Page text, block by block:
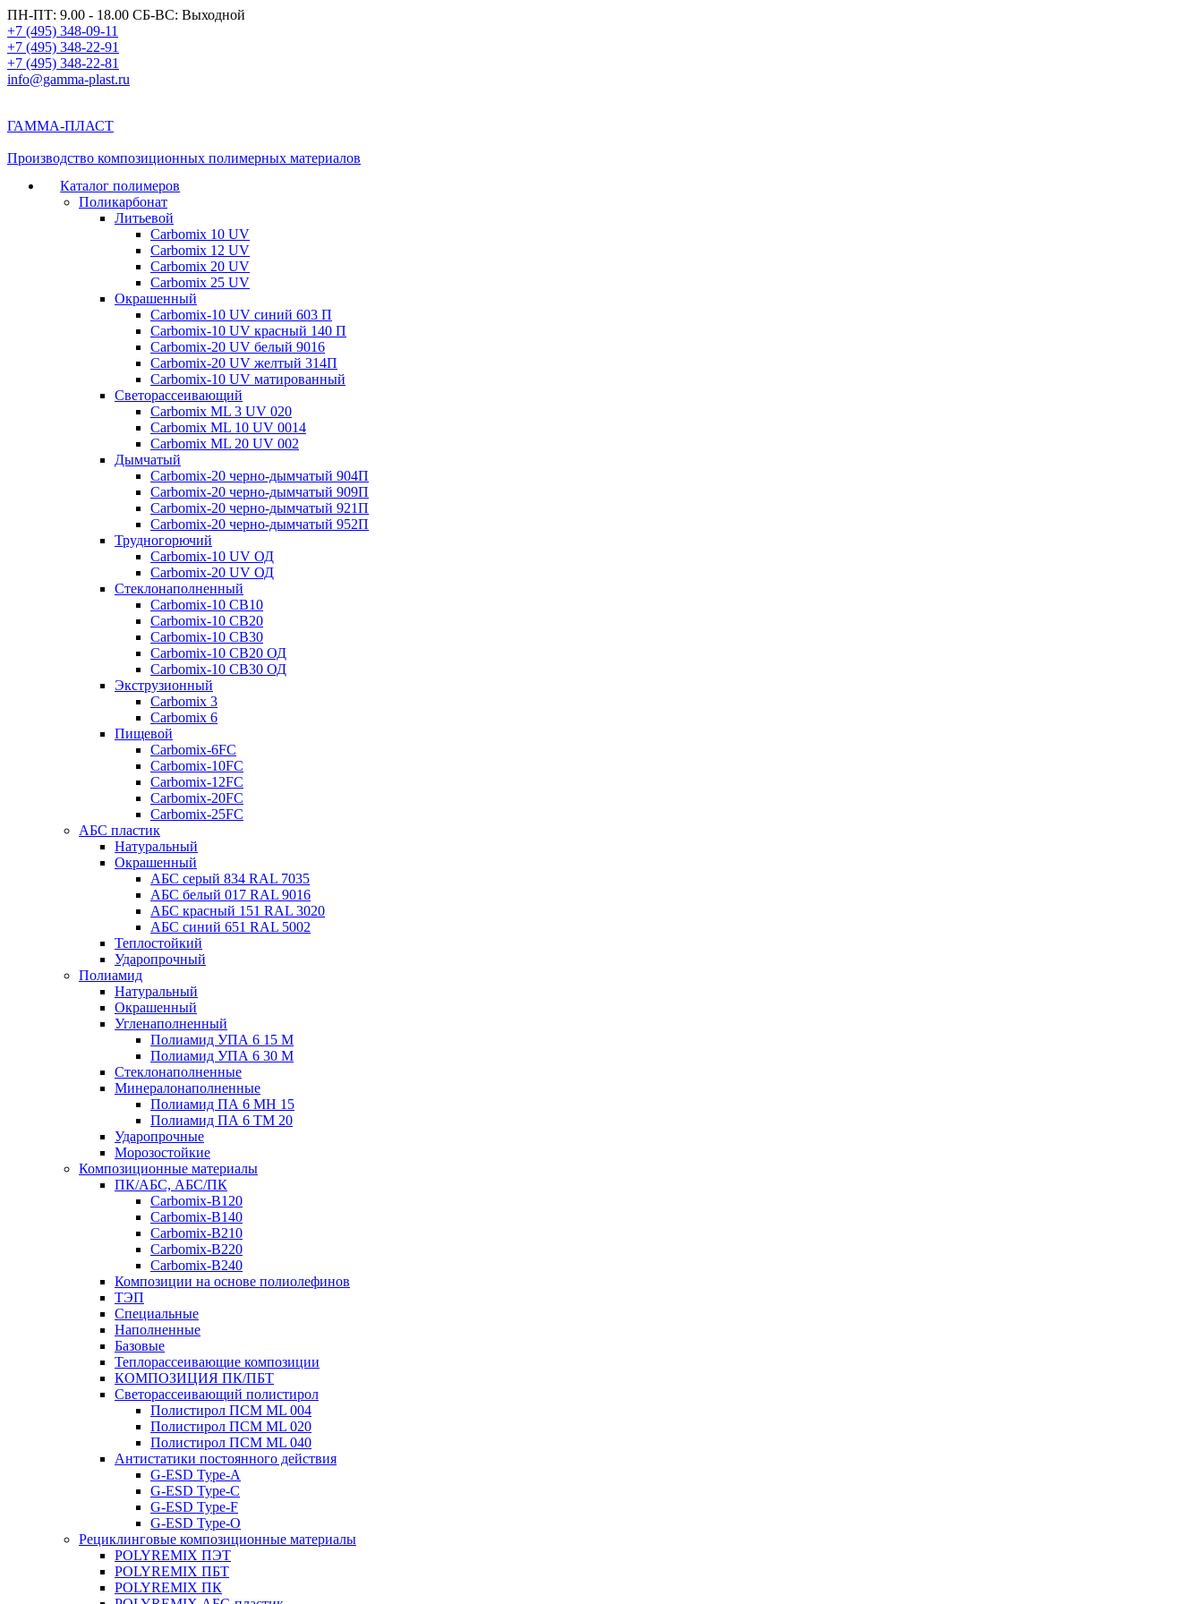
ПН-ПТ: 9.00 - 18.00 СБ-ВС: Выходной
+7 (495) 348-09-11
+7 (495) 348-22-91
+7 (495) 348-22-81
info@gamma-plast.ru
ГАММА-ПЛАСТ
Производство композиционных полимерных материалов
Каталог полимеров
Поликарбонат
Литьевой
Carbomix 10 UV
Carbomix 12 UV
Carbomix 20 UV
Carbomix 25 UV
Окрашенный
Carbomix-10 UV синий 603 П
Carbomix-10 UV красный 140 П
Carbomix-20 UV белый 9016
Carbomix-20 UV желтый 314П
Carbomix-10 UV матированный
Светорассеивающий
Carbomix ML 3 UV 020
Carbomix ML 10 UV 0014
Carbomix ML 20 UV 002
Дымчатый
Carbomix-20 черно-дымчатый 904П
Carbomix-20 черно-дымчатый 909П
Carbomix-20 черно-дымчатый 921П
Carbomix-20 черно-дымчатый 952П
Трудногорючий
Carbomix-10 UV ОД
Carbomix-20 UV ОД
Стеклонаполненный
Carbomix-10 СВ10
Carbomix-10 СВ20
Carbomix-10 СВ30
Carbomix-10 СВ20 ОД
Carbomix-10 СВ30 ОД
Экструзионный
Carbomix 3
Carbomix 6
Пищевой
Carbomix-6FC
Carbomix-10FC
Carbomix-12FC
Carbomix-20FC
Carbomix-25FC
АБС пластик
Натуральный
Окрашенный
АБС серый 834 RAL 7035
АБС белый 017 RAL 9016
АБС красный 151 RAL 3020
АБС синий 651 RAL 5002
Теплостойкий
Ударопрочный
Полиамид
Натуральный
Окрашенный
Угленаполненный
Полиамид УПА 6 15 М
Полиамид УПА 6 30 М
Стеклонаполненные
Минералонаполненные
Полиамид ПА 6 МН 15
Полиамид ПА 6 ТМ 20
Ударопрочные
Морозостойкие
Композиционные материалы
ПК/АБС, АБС/ПК
Carbomix-В120
Carbomix-В140
Carbomix-В210
Carbomix-В220
Carbomix-В240
Композиции на основе полиолефинов
ТЭП
Специальные
Наполненные
Базовые
Теплорассеивающие композиции
КОМПОЗИЦИЯ ПК/ПБТ
Светорассеивающий полистирол
Полистирол ПСМ ML 004
Полистирол ПСМ ML 020
Полистирол ПСМ ML 040
Антистатики постоянного действия
G-ESD Type-A
G-ESD Type-C
G-ESD Type-F
G-ESD Type-O
Рециклинговые композиционные материалы
POLYREMIX ПЭТ
POLYREMIX ПБТ
POLYREMIX ПК